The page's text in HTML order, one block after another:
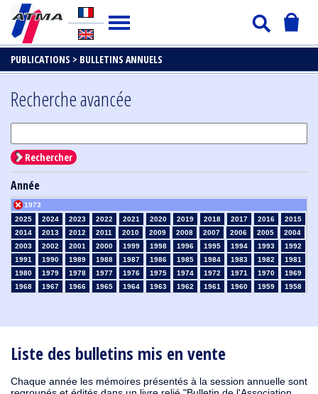
PUBLICATIONS > BULLETINS ANNUELS
Liste des bulletins mis en vente
Chaque année les mémoires présentés à la session annuelle sont
Recherche avancée
Rechercher
Année
2025 2024 2023 2022 2021 2020 2019 2018 2017 2016
2015
2014
2013 2012 2011 2010 2009 2008 2007 2006 2005
2004
2003
2002 2001 2000 1999 1998 1996 1995 1994 1993
1992
1991
1990 1989 1988 1987 1986 1985 1984 1983 1982
1981
1980
1979 1978 1977 1976 1975 1974
1973
1972 1971 1970
1969
1968
1967 1966 1965 1964 1963 1962 1961 1960 1959
1958
1930
1929 1926 1925 1924 1915 1914 1913 1912 1911
1910